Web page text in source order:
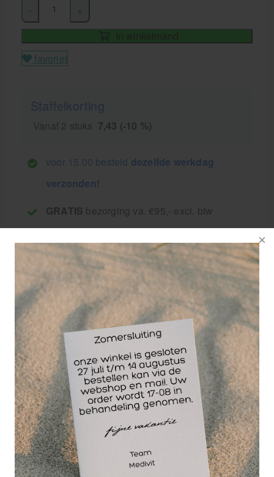
In winkelmand
favoriet
Staffelkorting
Vanaf 2 stuks 7,43 (-10 %)
voor 15.00 besteld dezelfde werkdag
verzonden!
GRATIS bezorging va. €95,- excl. btw
30 jaar dé paramedisch specialist
Badstofhoes speciaal vervaardigd voor eenronde
tabouret of werkkruk met een omtrek tot 35 cm.
Veelal gebruikt in massagesalons,
Fysiotherapiepraktijken, pedicure salons,
beautysalons etc.
Samenstelling: 80% katoen en 20% polyester (240
g/m²).
Wassen als bonte was (60°), dan centrifugeren en